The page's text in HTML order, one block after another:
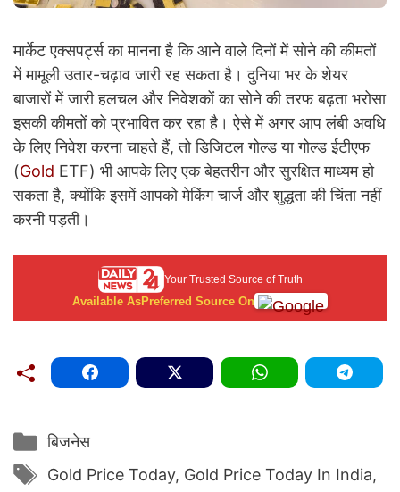
मार्केट एक्सपर्ट्स का मानना है कि आने वाले दिनों में सोने की कीमतों
में मामूली उतार-चढ़ाव जारी रह सकता है। दुनिया भर के शेयर
बाजारों में जारी हलचल और निवेशकों का सोने की तरफ बढ़ता भरोसा
इसकी कीमतों को प्रभावित कर रहा है। ऐसे में अगर आप लंबी अवधि
के लिए निवेश करना चाहते हैं, तो डिजिटल गोल्ड या गोल्ड ईटीएफ
(Gold ETF) भी आपके लिए एक बेहतरीन और सुरक्षित माध्यम हो
सकता है, क्योंकि इसमें आपको मेकिंग चार्ज और शुद्धता की चिंता नहीं
करनी पड़ती।
Your Trusted Source of Truth
Available AsPreferred Source On
Categories
बिजनेस
Tags
Gold Price Today, Gold Price Today In India,